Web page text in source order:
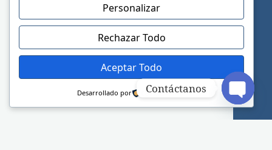
Personalizar
Rechazar Todo
Aceptar Todo
Desarrollado por Contáctanos
Open